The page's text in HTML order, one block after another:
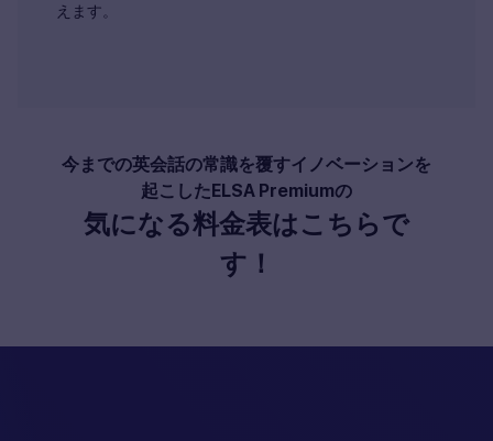
えます。
今までの英会話の常識を覆すイノベーションを
起こしたELSA Premiumの
気になる料金表はこちらで
す！